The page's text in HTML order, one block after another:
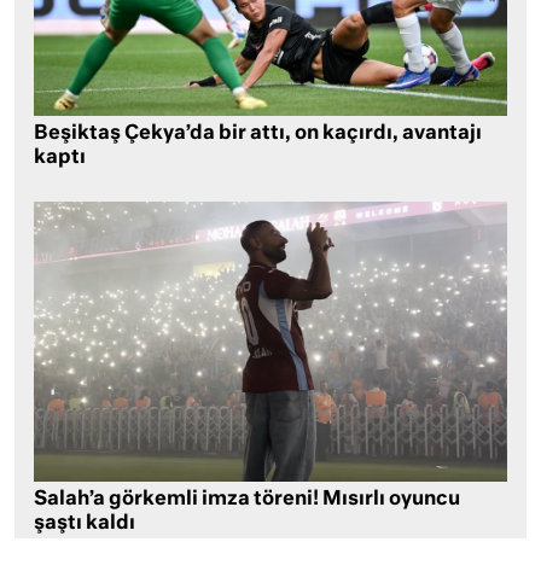
Beşiktaş Çekya’da bir attı, on kaçırdı, avantajı
kaptı
Salah’a görkemli imza töreni! Mısırlı oyuncu
şaştı kaldı